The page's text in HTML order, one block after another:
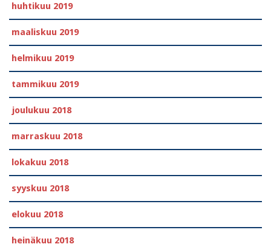
huhtikuu 2019
maaliskuu 2019
helmikuu 2019
tammikuu 2019
joulukuu 2018
marraskuu 2018
lokakuu 2018
syyskuu 2018
elokuu 2018
heinäkuu 2018